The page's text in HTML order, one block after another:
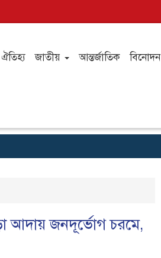
জাতীয় আন্তর্জাতিক বিনোদন
আদায় জনদূর্ভোগ চরমে,